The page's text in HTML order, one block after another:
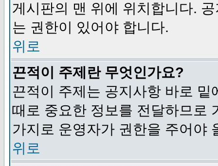
게시판의 맨 위에 위치합니다.
는 권한이 있어야 합니다.
위로
끈적이 주제란 무엇인가요?
끈적이 주제는 공지사항 바로
때로 중요한 정보를 전달하므로
가지로 운영자가 권한을 주어야
위로